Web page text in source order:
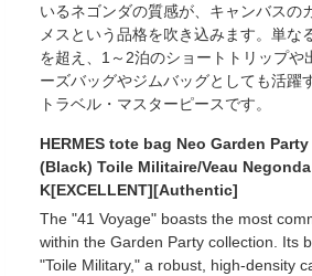
いるネゴンダの質感が、キャンバスの
メスという品格を吹き込みます。単な
を超え、1～2泊のショートトリップや
ーズバッグやジムバッグとしても活躍
トラベル・マスターピースです。
HERMES tote bag Neo Garden
(Black) Toile Militaire/Veau
K[EXCELLENT][Authentic]
The "41 Voyage" boasts the most
within the Garden Party collection. Its
"Toile Military," a robust, high-density